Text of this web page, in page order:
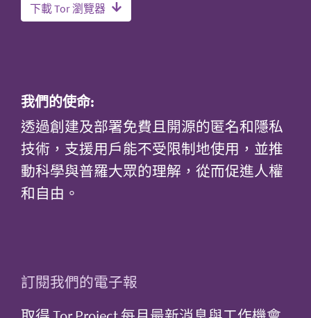
下載 Tor 瀏覽器
我們的使命:
透過創建及部署免費且開源的匿名和隱私
技術，支援用戶能不受限制地使用，並推
動科學與普羅大眾的理解，從而促進人權
和自由。
訂閱我們的電子報